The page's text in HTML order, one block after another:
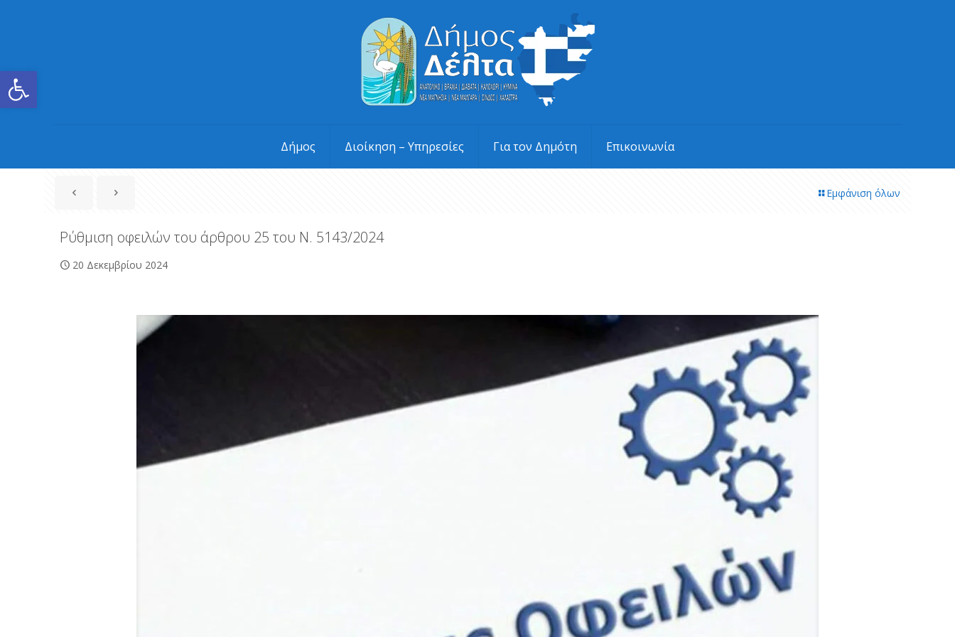
Ανοίξτε τη γραμμή εργαλείων
Δήμος Διοίκηση – Υπηρεσίες Για τον Δημότη Επικοινωνία
Εμφάνιση όλων
Ρύθμιση οφειλών του άρθρου 25 του Ν. 5143/2024
20 Δεκεμβρίου 2024